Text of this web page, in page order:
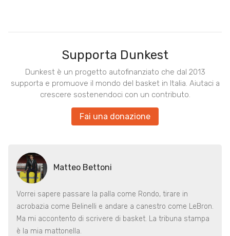
Supporta Dunkest
Dunkest è un progetto autofinanziato che dal 2013
supporta e promuove il mondo del basket in Italia. Aiutaci a
crescere sostenendoci con un contributo.
Fai una donazione
Matteo Bettoni
Vorrei sapere passare la palla come Rondo, tirare in
acrobazia come Belinelli e andare a canestro come LeBron.
Ma mi accontento di scrivere di basket. La tribuna stampa
è la mia mattonella.